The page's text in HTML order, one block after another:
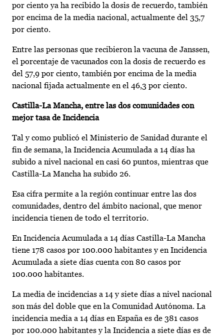
por ciento ya ha recibido la dosis de recuerdo, también
por encima de la media nacional, actualmente del 35,7
por ciento.
Entre las personas que recibieron la vacuna de Janssen,
el porcentaje de vacunados con la dosis de recuerdo es
del 57,9 por ciento, también por encima de la media
nacional fijada actualmente en el 46,3 por ciento.
Castilla-La Mancha, entre las dos comunidades con
mejor tasa de Incidencia
Tal y como publicó el Ministerio de Sanidad durante el
fin de semana, la Incidencia Acumulada a 14 días ha
subido a nivel nacional en casi 60 puntos, mientras que
Castilla-La Mancha ha subido 26.
Esa cifra permite a la región continuar entre las dos
comunidades, dentro del ámbito nacional, que menor
incidencia tienen de todo el territorio.
En Incidencia Acumulada a 14 días Castilla-La Mancha
tiene 178 casos por 100.000 habitantes y en Incidencia
Acumulada a siete días cuenta con 80 casos por
100.000 habitantes.
La media de incidencias a 14 y siete días a nivel nacional
son más del doble que en la Comunidad Autónoma. La
incidencia media a 14 días en España es de 381 casos
por 100.000 habitantes y la Incidencia a siete días es de